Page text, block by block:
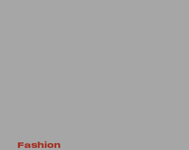
Fashion